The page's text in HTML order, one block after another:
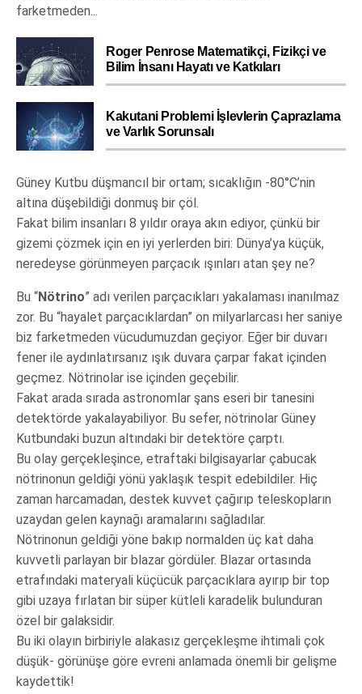
farketmeden...
Roger Penrose Matematikçi, Fizikçi ve
Bilim İnsanı Hayatı ve Katkıları
Kakutani Problemi İşlevlerin Çaprazlama
ve Varlık Sorunsalı
Güney Kutbu düşmancıl bir ortam; sıcaklığın -80°C’nin
altına düşebildiği donmuş bir çöl.
Fakat bilim insanları 8 yıldır oraya akın ediyor, çünkü bir
gizemi çözmek için en iyi yerlerden biri: Dünya’ya küçük,
neredeyse görünmeyen parçacık ışınları atan şey ne?
Bu “Nötrino” adı verilen parçacıkları yakalaması inanılmaz
zor. Bu “hayalet parçacıklardan” on milyarlarcası her saniye
biz farketmeden vücudumuzdan geçiyor. Eğer bir duvarı
fener ile aydınlatırsanız ışık duvara çarpar fakat içinden
geçmez. Nötrinolar ise içinden geçebilir.
Fakat arada sırada astronomlar şans eseri bir tanesini
detektörde yakalayabiliyor. Bu sefer, nötrinolar Güney
Kutbundaki buzun altındaki bir detektöre çarptı.
Bu olay gerçekleşince, etraftaki bilgisayarlar çabucak
nötrinonun geldiği yönü yaklaşık tespit edebildiler. Hiç
zaman harcamadan, destek kuvvet çağırıp teleskopların
uzaydan gelen kaynağı aramalarını sağladılar.
Nötrinonun geldiği yöne bakıp normalden üç kat daha
kuvvetli parlayan bir blazar gördüler. Blazar ortasında
etrafındaki materyali küçücük parçacıklara ayırıp bir top
gibi uzaya fırlatan bir süper kütleli karadelik bulunduran
özel bir galaksidir.
Bu iki olayın birbiriyle alakasız gerçekleşme ihtimali çok
düşük- görünüşe göre evreni anlamada önemli bir gelişme
kaydettik!